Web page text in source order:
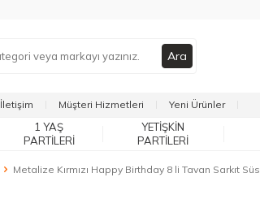
Ara
İletişim Müşteri Hizmetleri Yeni Ürünler
1 YAŞ
PARTILERI
YETIŞKIN
PARTILERI
Metalize Kırmızı Happy Birthday 8 li Tavan Sarkıt Süs